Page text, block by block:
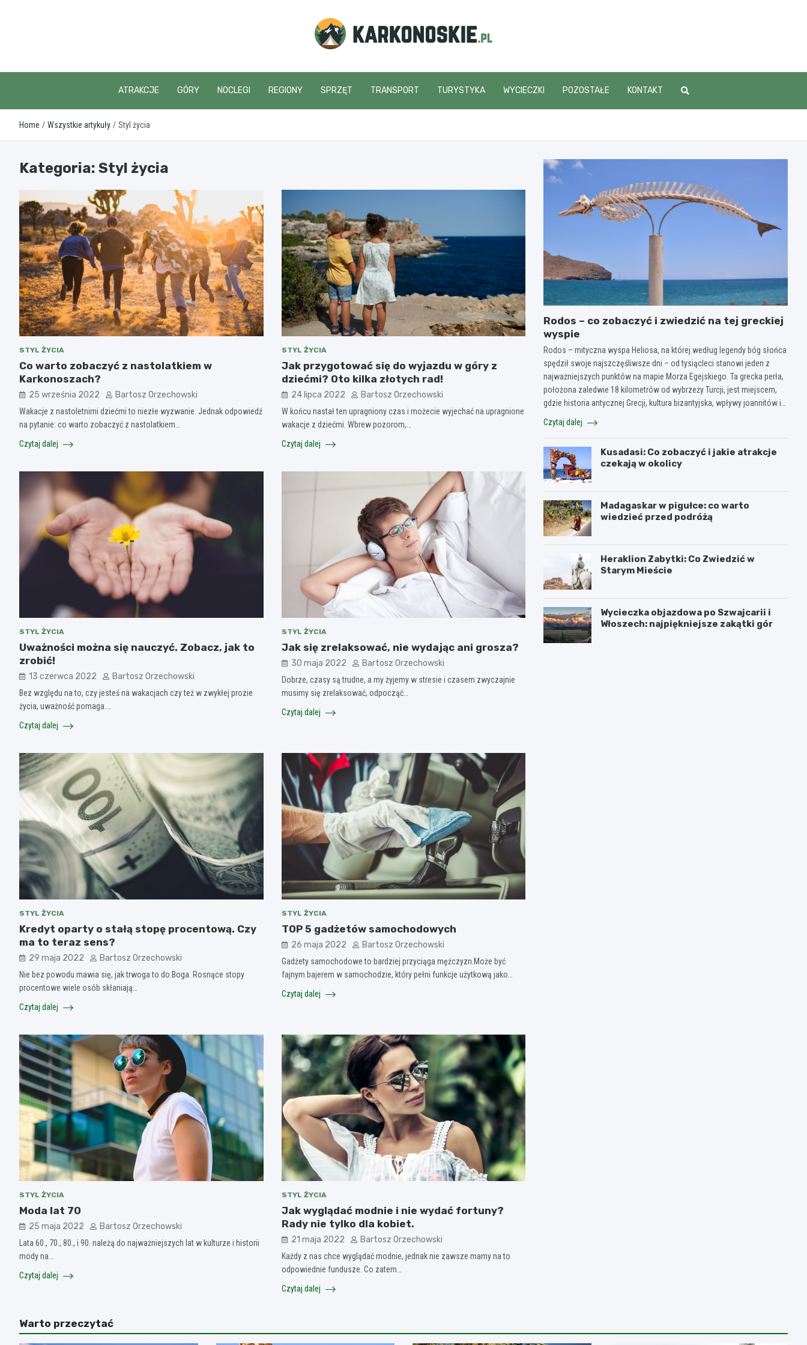
karkonoskie.pl
ATRAKCJE GÓRY NOCLEGI REGIONY SPRZĘT TRANSPORT TURYSTYKA WYCIECZKI POZOSTAŁE KONTAKT
Home Wszystkie artykuły Styl życia
Kategoria: Styl życia
STYL ŻYCIA
Co warto zobaczyć z nastolatkiem w
Karkonoszach?
25 września 2022 Bartosz Orzechowski
Wakacje z nastoletnimi dziećmi to niezłe wyzwanie. Jednak odpowiedź
na pytanie: co warto zobaczyć z nastolatkiem…
Czytaj dalej
STYL ŻYCIA
Jak przygotować się do wyjazdu w góry z
dziećmi? Oto kilka złotych rad!
24 lipca 2022 Bartosz Orzechowski
W końcu nastał ten upragniony czas i możecie wyjechać na upragnione
wakacje z dziećmi. Wbrew pozorom,…
Czytaj dalej
STYL ŻYCIA
Uważności można się nauczyć. Zobacz, jak to
zrobić!
13 czerwca 2022 Bartosz Orzechowski
Bez względu na to, czy jesteś na wakacjach czy też w zwykłej prozie
życia, uważność pomaga.…
Czytaj dalej
STYL ŻYCIA
Jak się zrelaksować, nie wydając ani grosza?
30 maja 2022 Bartosz Orzechowski
Dobrze, czasy są trudne, a my żyjemy w stresie i czasem zwyczajnie
musimy się zrelaksować, odpocząć…
Czytaj dalej
STYL ŻYCIA
Kredyt oparty o stałą stopę procentową. Czy
ma to teraz sens?
29 maja 2022 Bartosz Orzechowski
Nie bez powodu mawia się, jak trwoga to do Boga. Rosnące stopy
procentowe wiele osób skłaniają…
Czytaj dalej
STYL ŻYCIA
TOP 5 gadżetów samochodowych
26 maja 2022 Bartosz Orzechowski
Gadżety samochodowe to bardziej przyciąga mężczyzn.Może być
fajnym bajerem w samochodzie, który pełni funkcje użytkową jako…
Czytaj dalej
STYL ŻYCIA
Moda lat 70
25 maja 2022 Bartosz Orzechowski
Lata 60., 70., 80., i 90. należą do najważniejszych lat w kulturze i historii
mody na…
Czytaj dalej
STYL ŻYCIA
Jak wyglądać modnie i nie wydać fortuny?
Rady nie tylko dla kobiet.
21 maja 2022 Bartosz Orzechowski
Każdy z nas chce wyglądać modnie, jednak nie zawsze mamy na to
odpowiednie fundusze. Co zatem…
Czytaj dalej
Rodos – co zobaczyć i zwiedzić na tej greckiej
wyspie
Rodos – mityczna wyspa Heliosa, na której według legendy bóg słońca
spędził swoje najszczęśliwsze dni – od tysiącleci stanowi jeden z
najważniejszych punktów na mapie Morza Egejskiego. Ta grecka perła,
położona zaledwie 18 kilometrów od wybrzeży Turcji, jest miejscem,
gdzie historia antycznej Grecji, kultura bizantyjska, wpływy joannitów i…
Czytaj dalej
Kusadasi: Co zobaczyć i jakie atrakcje
czekają w okolicy
Madagaskar w pigułce: co warto
wiedzieć przed podróżą
Heraklion Zabytki: Co Zwiedzić w
Starym Mieście
Wycieczka objazdowa po Szwajcarii i
Włoszech: najpiękniejsze zakątki gór
Warto przeczytać